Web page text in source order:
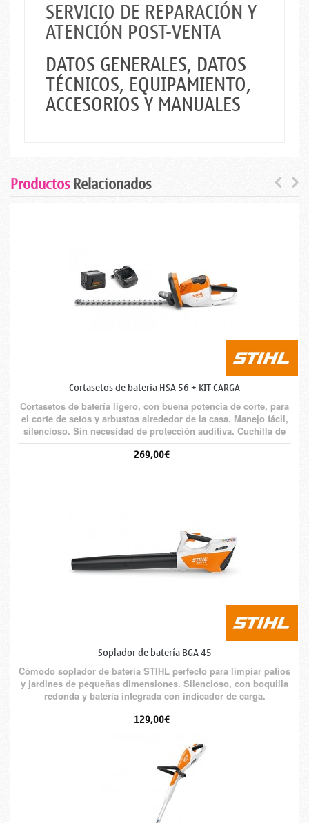
SERVICIO DE REPARACIÓN Y
ATENCIÓN POST-VENTA
DATOS GENERALES, DATOS
TÉCNICOS, EQUIPAMIENTO,
ACCESORIOS Y MANUALES
ProductosRelacionados
Cortasetos de batería HSA 56 + KIT CARGA
Cortasetos de batería ligero, con buena potencia de corte, para
el corte de setos y arbustos alrededor de la casa. Manejo fácil,
silencioso. Sin necesidad de protección auditiva. Cuchilla de
corte por ambos lados. Cuchilla en forma de gota para mayor
sujeción de la rama. De serie con batería AK 10 y cargador AL
269,00€
Soplador de batería BGA 45
Cómodo soplador de batería STIHL perfecto para limpiar patios
y jardines de pequeñas dimensiones. Silencioso, con boquilla
redonda y batería integrada con indicador de carga.
129,00€